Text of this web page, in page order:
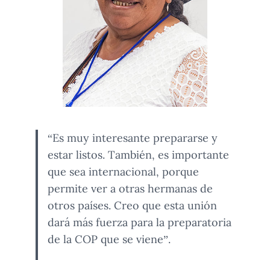
“Es muy interesante prepararse y
estar listos. También, es importante
que sea internacional, porque
permite ver a otras hermanas de
otros países. Creo que esta unión
dará más fuerza para la preparatoria
de la COP que se viene”.